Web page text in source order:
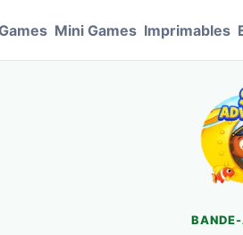
Mini Games Imprimables